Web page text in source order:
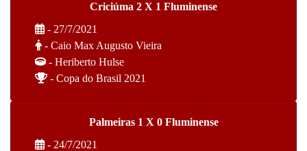
Criciúma 2 X 1 Fluminense
- 27/7/2021
- Caio Max Augusto Vieira
- Heriberto Hulse
- Copa do Brasil 2021
Palmeiras 1 X 0 Fluminense
- 24/7/2021